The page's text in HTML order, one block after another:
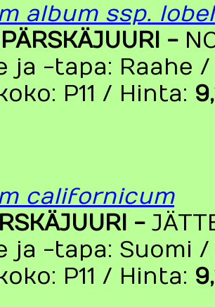
album ssp.
-
ja -tapa: Raahe
P11 / Hinta:
californicum
-
ja -tapa: Suomi
P11 / Hinta: